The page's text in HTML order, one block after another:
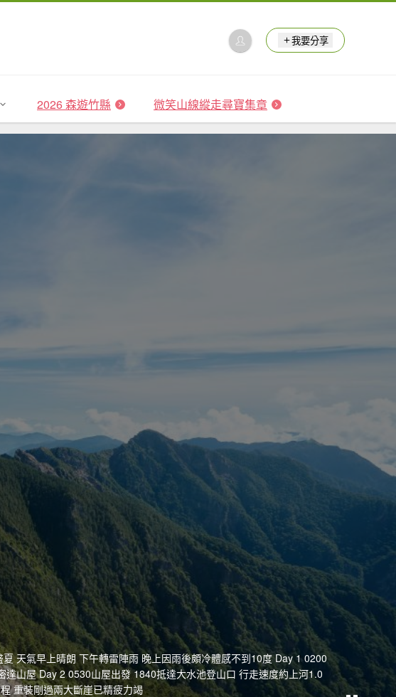
我要分享
2026 森遊竹縣 微笑山線縱走尋寶集章
天氣早上晴朗 下午轉雷陣雨 晚上因雨後頗冷體感不到10度 Day 1 0200
達山屋 Day 2 0530山屋出發 1840抵達大水池登山口 行走速度約上河1.0
重裝剛過兩大斷崖已精疲力竭